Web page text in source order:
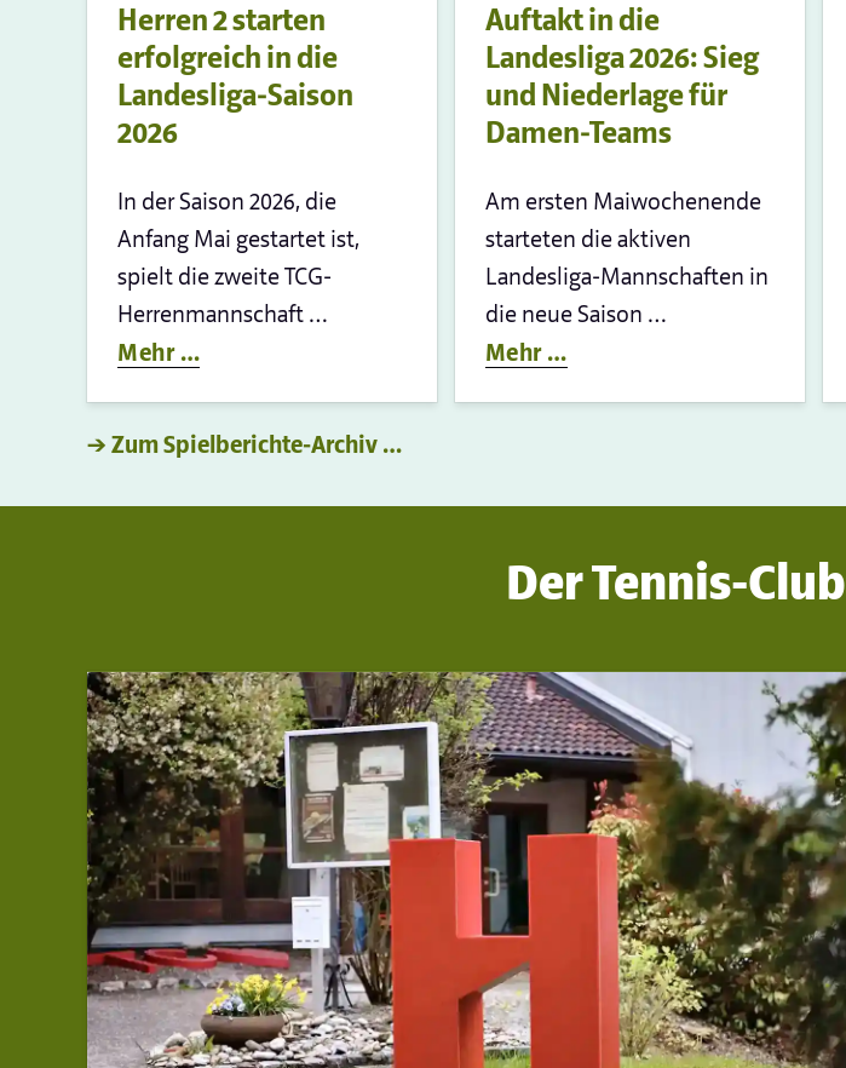
Herren 2 starten
erfolgreich in die
Landesliga-Saison
2026
In der Saison 2026, die
Anfang Mai gestartet ist,
spielt die zweite TCG-
Herrenmannschaft …
Mehr …
Auftakt in die
Landesliga 2026: Sieg
und Niederlage für
Damen-Teams
Am ersten Maiwochenende
starteten die aktiven
Landesliga-Mannschaften in
die neue Saison …
Mehr …
→ Zum Spielberichte-Archiv …
Der Tennis-Club